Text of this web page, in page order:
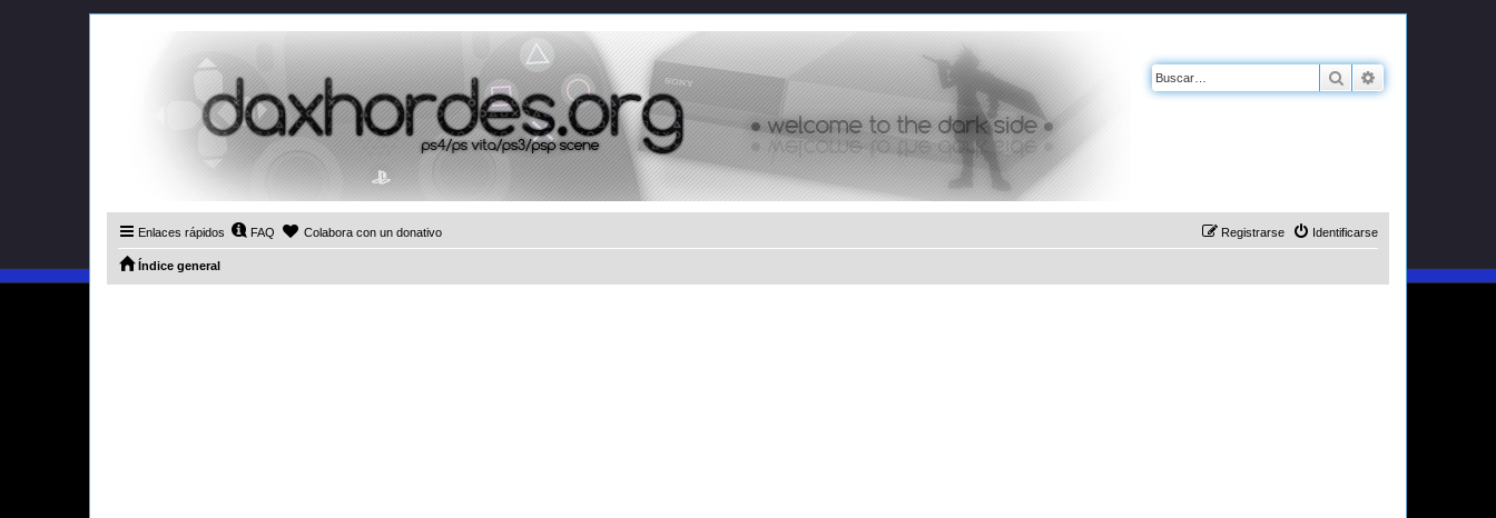
Buscar
Enlaces rápidos FAQ Colabora con un donativo Identificarse
Registrarse
Índice general